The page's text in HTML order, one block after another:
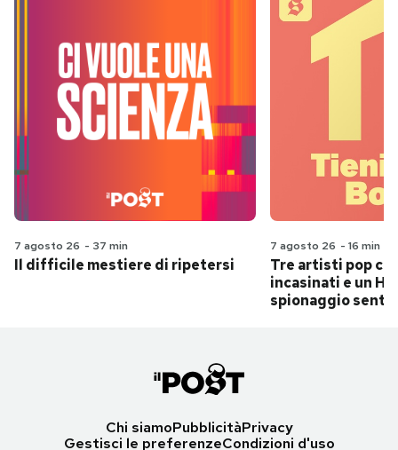
7 agosto 26 - 37 min
Il difficile mestiere di ripetersi
7 agosto 26 - 16 min
Tre artisti pop
incasinati e un
spionaggio
Chi siamoPubblicitàPrivacy
Gestisci le preferenzeCondizioni d'uso